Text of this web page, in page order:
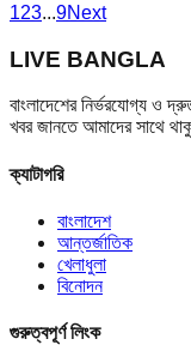
123...9Next
LIVE BANGLA
বাংলাদেশের নির্ভরযোগ্য ও
খবর জানতে আমাদের সাথে
ক্যাটাগরি
বাংলাদেশ
আন্তর্জাতিক
খেলাধুলা
বিনোদন
গুরুত্বপূর্ণ লিংক